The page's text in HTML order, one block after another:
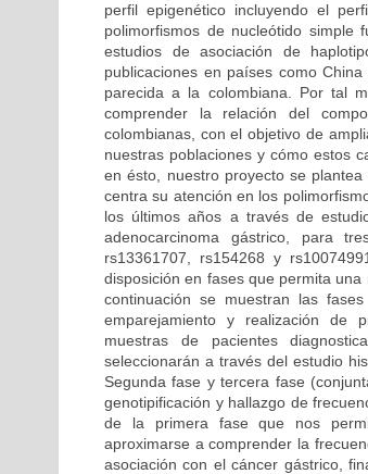
perfil epigenético incluyendo el
polimorfismos de nucleótido simple
estudios de asociación de
publicaciones en países como
parecida a la colombiana. Por tal
comprender la relación del
colombianas, con el objetivo de
nuestras poblaciones y cómo estos
en ésto, nuestro proyecto se
centra su atención en los
los últimos años a través de
adenocarcinoma gástrico, para
rs13361707, rs154268 y
disposición en fases que permita
continuación se muestran las fases
emparejamiento y realización de
muestras de pacientes
seleccionarán a través del estudio
Segunda fase y tercera fase
genotipificación y hallazgo de
de la primera fase que nos
aproximarse a comprender la
asociación con el cáncer gástrico,